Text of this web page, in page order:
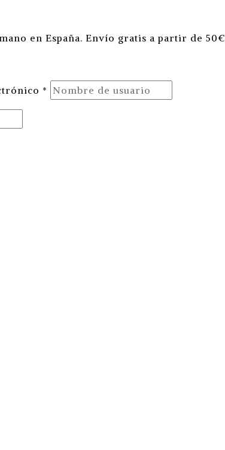
en España. Envío gratis a partir de 50€
*